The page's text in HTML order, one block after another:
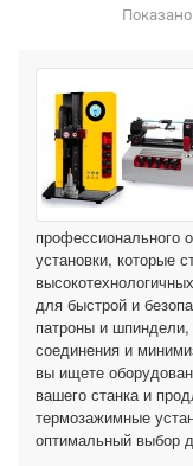
Показано
профессионального
установки, которые
для быстрой и
патроны и
соединения и
вы ищете
вашего станка и
термозажимные
оптимальный выбор